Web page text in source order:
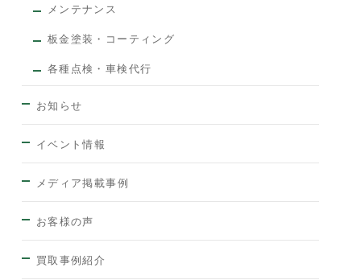
メンテナンス
板金塗装・コーティング
各種点検・車検代行
お知らせ
イベント情報
メディア掲載事例
お客様の声
買取事例紹介